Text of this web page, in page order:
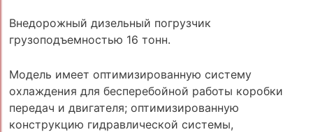
Внедорожный дизельный погрузчик
грузоподъемностью 16 тонн.
Модель имеет оптимизированную систему
охлаждения для бесперебойной работы коробки
передач и двигателя; оптимизированную
конструкцию гидравлической системы,